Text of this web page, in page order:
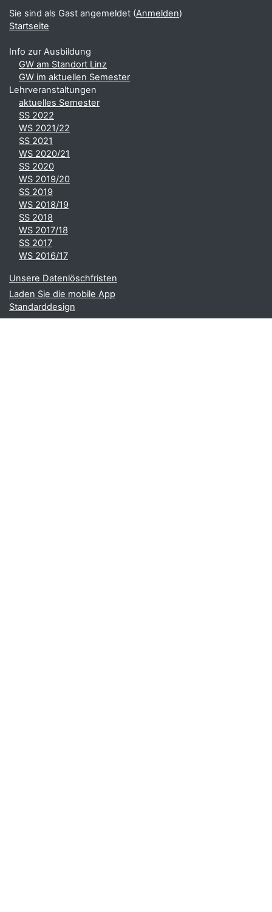
Sie sind als Gast angemeldet (Anmelden)
Startseite
Info zur Ausbildung
GW am Standort Linz
GW im aktuellen Semester
Lehrveranstaltungen
aktuelles Semester
SS 2022
WS 2021/22
SS 2021
WS 2020/21
SS 2020
WS 2019/20
SS 2019
WS 2018/19
SS 2018
WS 2017/18
SS 2017
WS 2016/17
Unsere Datenlöschfristen
Laden Sie die mobile App
Standarddesign